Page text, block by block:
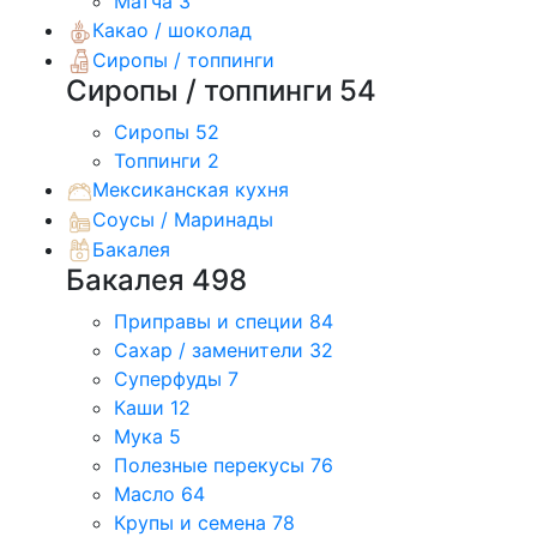
Какао / шоколад
Сиропы / топпинги
Сиропы / топпинги 54
Сиропы 52
Топпинги 2
Мексиканская кухня
Соусы / Маринады
Бакалея
Бакалея 498
Приправы и специи 84
Сахар / заменители 32
Суперфуды 7
Каши 12
Мука 5
Полезные перекусы 76
Масло 64
Крупы и семена 78